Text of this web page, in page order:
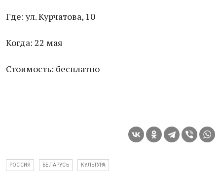
Где: ул. Курчатова, 10
Когда: 22 мая
Стоимость: бесплатно
РОССИЯ БЕЛАРУСЬ КУЛЬТУРА